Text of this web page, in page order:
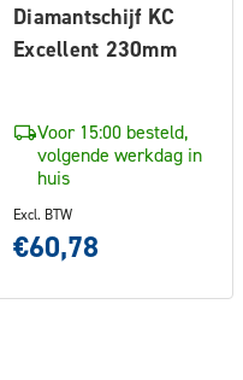
Diamantschijf KC
Excellent 230mm
Voor 15:00 besteld,
volgende werkdag in
huis
Excl. BTW
€60,78